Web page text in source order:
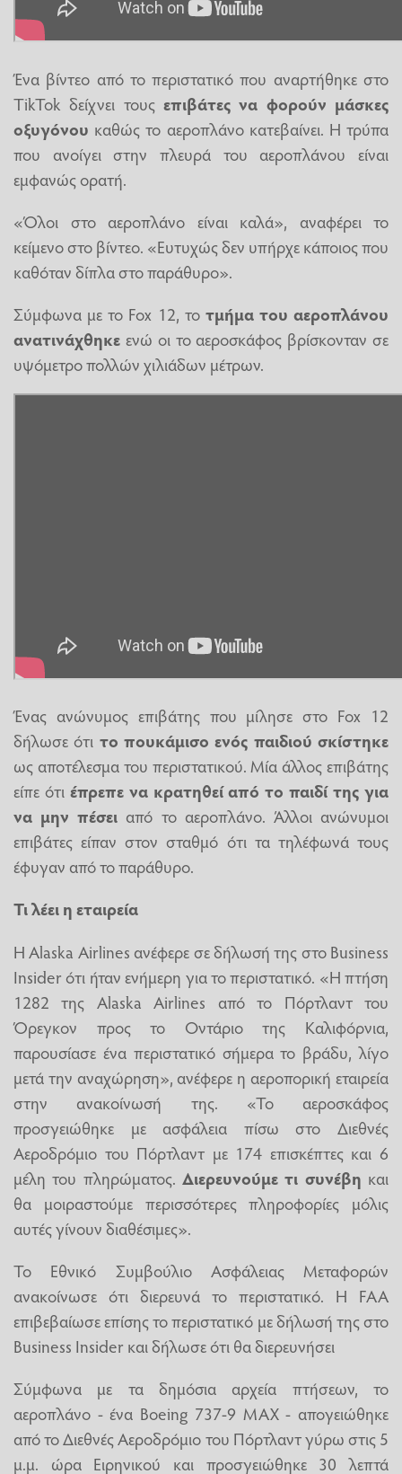
Ένα βίντεο από το περιστατικό που αναρτήθηκε στο
TikTok δείχνει τους επιβάτες να φορούν μάσκες
οξυγόνου καθώς το αεροπλάνο κατεβαίνει. Η τρύπα
που ανοίγει στην πλευρά του αεροπλάνου είναι
εμφανώς ορατή.
«Όλοι στο αεροπλάνο είναι καλά», αναφέρει το
κείμενο στο βίντεο. «Ευτυχώς δεν υπήρχε κάποιος που
καθόταν δίπλα στο παράθυρο».
Σύμφωνα με το Fox 12, το τμήμα του αεροπλάνου
ανατινάχθηκε ενώ οι το αεροσκάφος βρίσκονταν σε
υψόμετρο πολλών χιλιάδων μέτρων.
Ένας ανώνυμος επιβάτης που μίλησε στο Fox 12
δήλωσε ότι το πουκάμισο ενός παιδιού σκίστηκε
ως αποτέλεσμα του περιστατικού. Μία άλλος επιβάτης
είπε ότι έπρεπε να κρατηθεί από το παιδί της για
να μην πέσει από το αεροπλάνο. Άλλοι ανώνυμοι
επιβάτες είπαν στον σταθμό ότι τα τηλέφωνά τους
έφυγαν από το παράθυρο.
Τι λέει η εταιρεία
Η Alaska Airlines ανέφερε σε δήλωσή της στο Business
Insider ότι ήταν ενήμερη για το περιστατικό. «Η πτήση
1282 της Alaska Airlines από το Πόρτλαντ του
Όρεγκον προς το Οντάριο της Καλιφόρνια,
παρουσίασε ένα περιστατικό σήμερα το βράδυ, λίγο
μετά την αναχώρηση», ανέφερε η αεροπορική εταιρεία
στην ανακοίνωσή της. «Το αεροσκάφος
προσγειώθηκε με ασφάλεια πίσω στο Διεθνές
Αεροδρόμιο του Πόρτλαντ με 174 επισκέπτες και 6
μέλη του πληρώματος. Διερευνούμε τι συνέβη και
θα μοιραστούμε περισσότερες πληροφορίες μόλις
αυτές γίνουν διαθέσιμες».
Το Εθνικό Συμβούλιο Ασφάλειας Μεταφορών
ανακοίνωσε ότι διερευνά το περιστατικό. Η FAA
επιβεβαίωσε επίσης το περιστατικό με δήλωσή της στο
Business Insider και δήλωσε ότι θα διερευνήσει
Σύμφωνα με τα δημόσια αρχεία πτήσεων, το
αεροπλάνο - ένα Boeing 737-9 MAX - απογειώθηκε
από το Διεθνές Αεροδρόμιο του Πόρτλαντ γύρω στις 5
μ.μ. ώρα Ειρηνικού και προσγειώθηκε 30 λεπτά